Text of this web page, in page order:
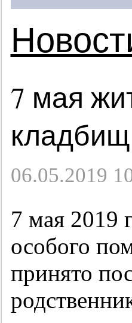
7 мая
06.05.2019
7 мая 2019
особого
принято